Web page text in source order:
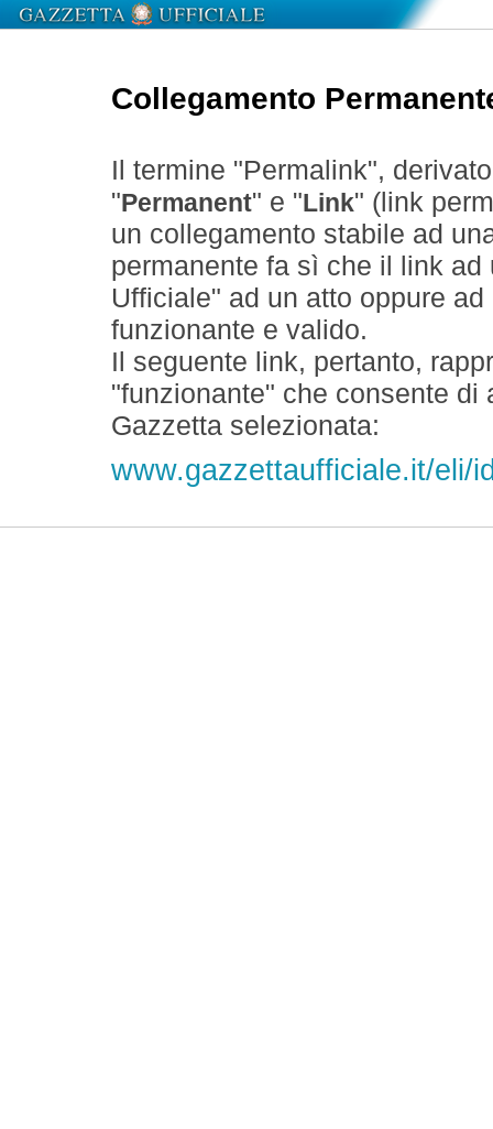
Collegamento
Il termine "Permalink",
" Permanent" e " Link" (link
un collegamento stabile ad
permanente fa sì che il link
Ufficiale" ad un atto oppure
funzionante e valido.
Il seguente link, pertanto,
"funzionante" che consente
Gazzetta selezionata:
www.gazzettaufficiale.it/eli/